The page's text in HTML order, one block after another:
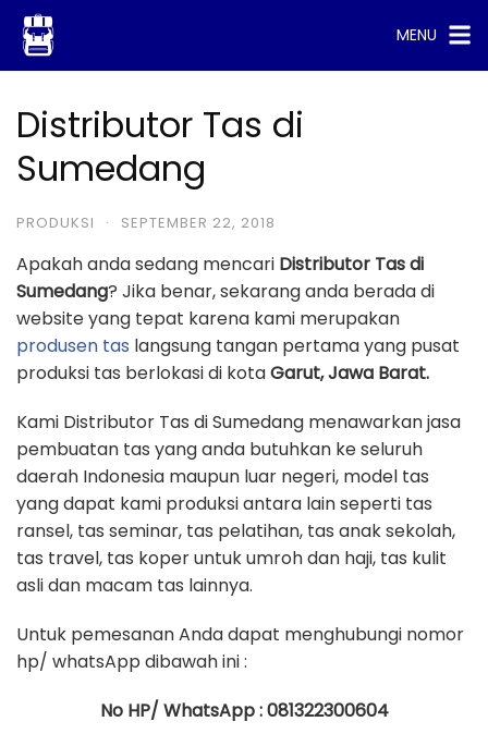
Skip
content
MENU
Distributor Tas di
Sumedang
PRODUKSI · SEPTEMBER 22, 2018
Apakah anda sedang mencari Distributor Tas di
Sumedang? Jika benar, sekarang anda berada di
website yang tepat karena kami merupakan
produsen tas langsung tangan pertama yang pusat
produksi tas berlokasi di kotaGarut, Jawa Barat.
Kami Distributor Tas di Sumedang menawarkan jasa
pembuatan tas yang anda butuhkan ke seluruh
daerah Indonesia maupun luar negeri, model tas
yang dapat kami produksi antara lain seperti tas
ransel, tas seminar, tas pelatihan, tas anak sekolah,
tas travel, tas koper untuk umroh dan haji, tas kulit
asli dan macam tas lainnya.
Untuk pemesanan Anda dapat menghubungi nomor
hp/ whatsApp dibawah ini :
No HP/ WhatsApp : 081322300604